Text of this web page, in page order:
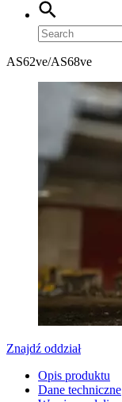
AS62ve/AS68ve
Znajdź oddział
Opis produktu
Dane techniczne